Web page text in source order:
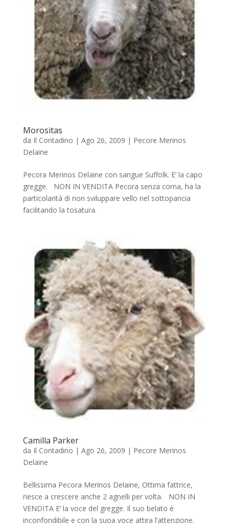
Morositas
da Il Contadino | Ago 26, 2009 | Pecore Merinos
Delaine
Pecora Merinos Delaine con sangue Suffolk. E’ la capo
gregge. NON IN VENDITA Pecora senza corna, ha la
particolarità di non sviluppare vello nel sottopancia
facilitando la tosatura.
Camilla Parker
da Il Contadino | Ago 26, 2009 | Pecore Merinos
Delaine
Bellissima Pecora Merinos Delaine, Ottima fattrice,
riesce a crescere anche 2 agnelli per volta. NON IN
VENDITA E’ la voce del gregge. Il suo belato è
inconfondibile e con la suoa voce attira l’attenzione.